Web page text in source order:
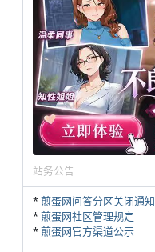
站务公告
*煎蛋网问答分区关闭通知
*煎蛋网社区管理规定
*煎蛋网官方渠道公示